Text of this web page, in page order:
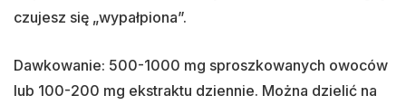
czujesz się „wypałpiona”.
Dawkowanie: 500-1000 mg sproszkowanych owoców
lub 100-200 mg ekstraktu dziennie. Można dzielić na